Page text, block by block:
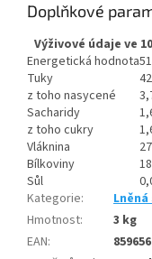
Doplňkové
Výživové údaje ve
Energetická hodnota
Tuky
z toho nasycené
Sacharidy
z toho cukry
Vláknina
Bílkoviny
Sůl
Kategorie:
Hmotnost:
3 kg
EAN: